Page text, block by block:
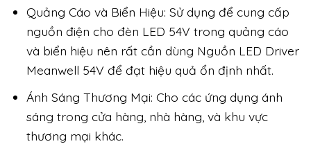
Quảng Cáo và Biển Hiệu: Sử dụng để cung cấp
nguồn điện cho đèn LED 54V trong quảng cáo
và biển hiệu nên rất cần dùng Nguồn LED Driver
Meanwell 54V để đạt hiệu quả ổn định nhất.
Ánh Sáng Thương Mại: Cho các ứng dụng ánh
sáng trong cửa hàng, nhà hàng, và khu vực
thương mại khác.